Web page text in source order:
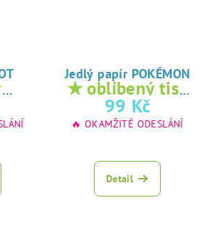
Jedlý papír POKÉMON
★ oblíbený tisk
na jedlý papír
99 Kč
🔥 OKAMŽITÉ ODESLÁNÍ
Detail